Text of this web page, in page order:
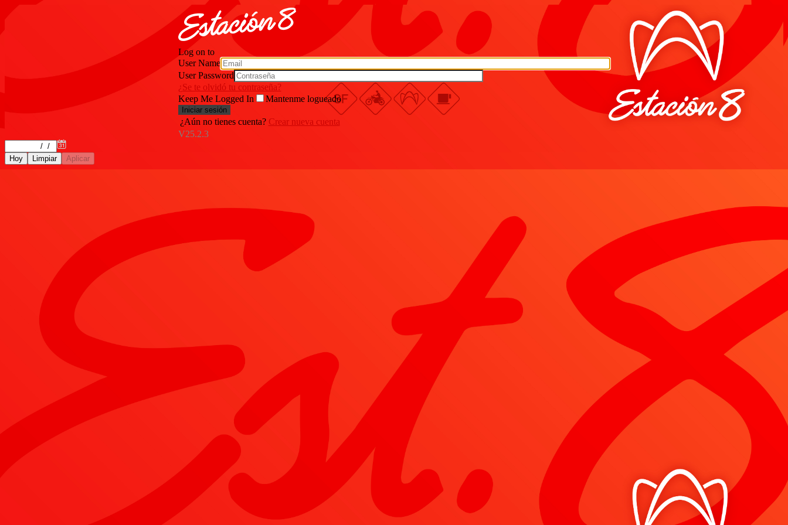
Log on to
User Name
User Password
¿Se te olvidó tu contraseña?
Keep Me Logged In
Mantenme logueado
¿Aún no tienes cuenta? Crear nueva cuenta
V25.2.3
Hoy Limpiar Aplicar